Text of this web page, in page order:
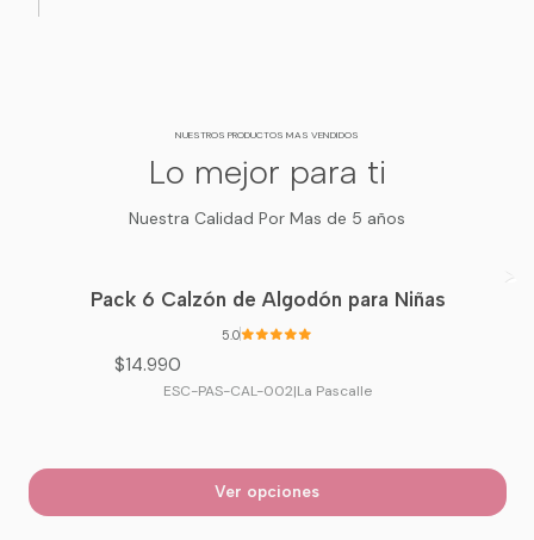
cm
108 -
112
112 -
116
Ajustado al cuerpo
NUESTROS PRODUCTOS MAS VENDIDOS
Lo mejor para ti
Nuestra Calidad Por Mas de 5 años
Pack 6 Calzón de Algodón para Niñas
5.0
$14.990
ESC-PAS-CAL-002|La Pascalle
Ver opciones